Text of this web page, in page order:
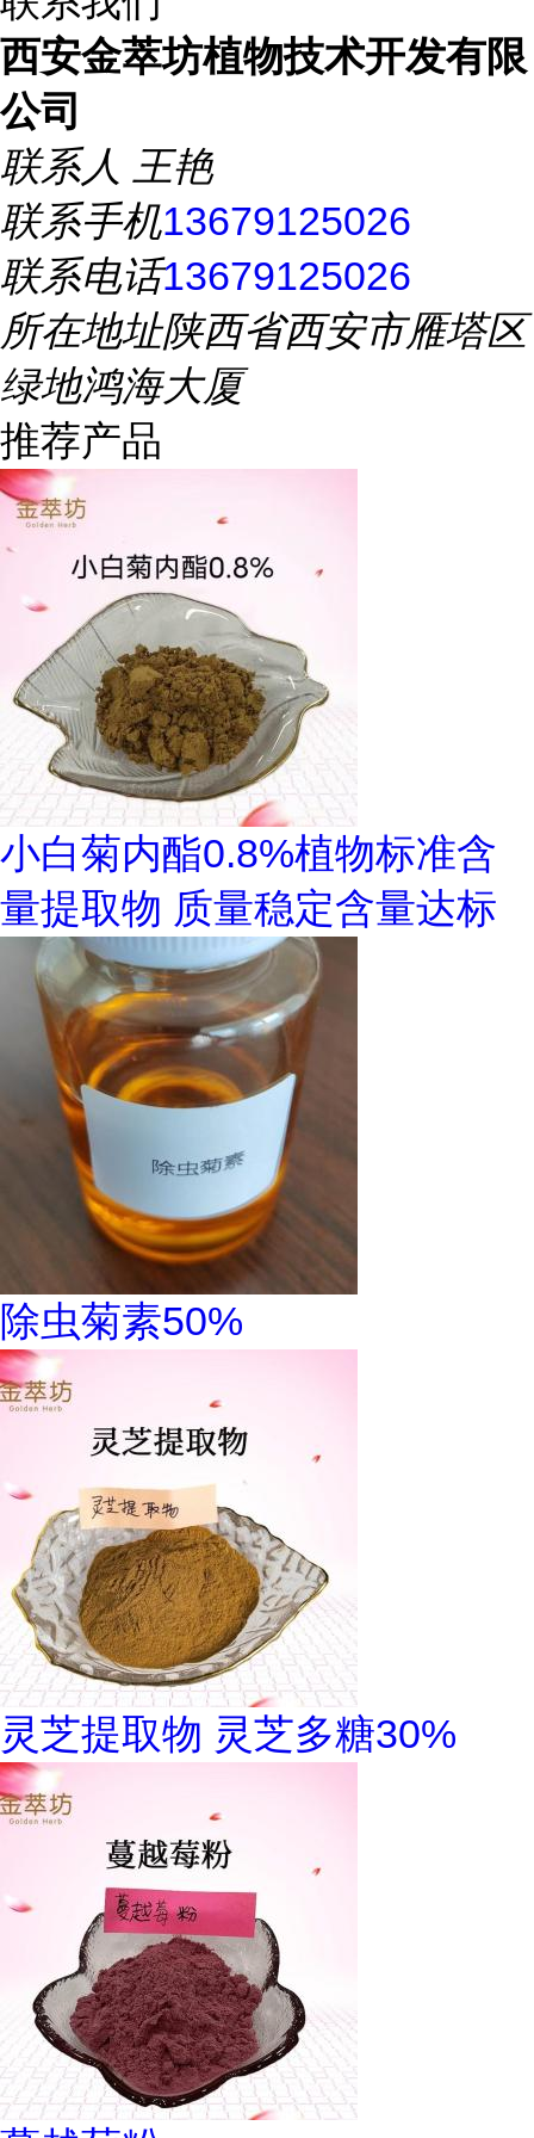
西安金萃坊植物技术开发有限
公司
联系人 王艳
联系手机13679125026
联系电话13679125026
所在地址陕西省西安市雁塔区
绿地鸿海大厦
推荐产品
小白菊内酯0.8%植物标准含
量提取物 质量稳定含量达标
除虫菊素50%
灵芝提取物 灵芝多糖30%